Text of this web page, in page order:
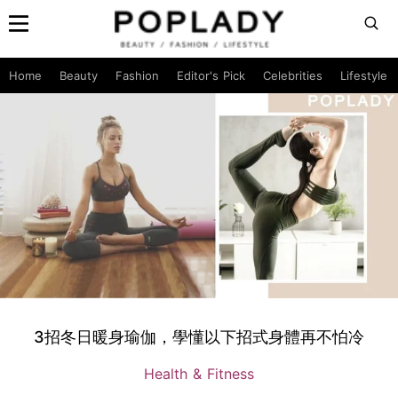
Home Beauty Fashion Editor's Pick Celebrities Lifestyle
3招冬日暖身瑜伽，學懂以下招式身體再不怕冷
Health & Fitness